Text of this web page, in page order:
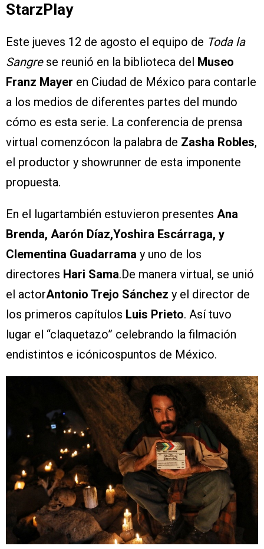
StarzPlay
Este jueves 12 de agosto el equipo de Toda la
Sangrese reunió en la biblioteca del Museo
Franz Mayer en Ciudad de México para contarle
a los medios de diferentes partes del mundo
cómo es esta serie. La conferencia de prensa
virtual comenzócon la palabra de Zasha Robles,
el productor y showrunner de esta imponente
propuesta.
En el lugartambién estuvieron presentes Ana
Brenda, Aarón Díaz,Yoshira Escárraga, y
Clementina Guadarrama y uno de los
directores Hari Sama.De manera virtual, se unió
el actorAntonio Trejo Sánchez y el director de
los primeros capítulos Luis Prieto. Así tuvo
lugar el “claquetazo” celebrando la filmación
endistintos e icónicospuntos de México.